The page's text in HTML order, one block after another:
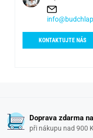
KONTAKTUJTE NÁS
Doprava zdarma
při nákupu nad 900